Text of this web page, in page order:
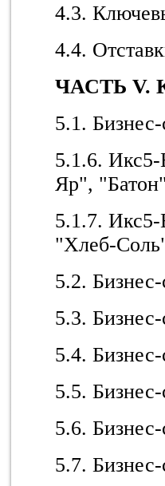
4.3.
4.4.
ЧАСТЬ V.
5.1.
5.1.6.
Яр",
5.1.7.
"Хлеб-
5.2.
5.3.
5.4.
5.5.
5.6.
5.7.